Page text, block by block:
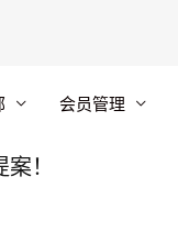
会员管理
！